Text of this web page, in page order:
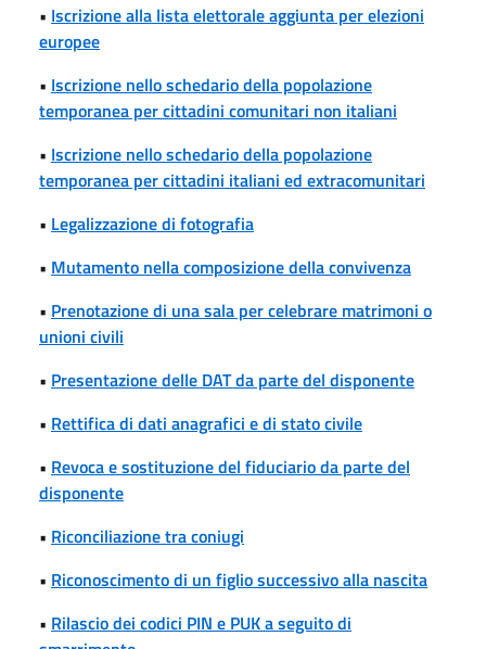
• Iscrizione alla lista elettorale aggiunta per elezioni
europee
• Iscrizione nello schedario della popolazione
temporanea per cittadini comunitari non italiani
• Iscrizione nello schedario della popolazione
temporanea per cittadini italiani ed extracomunitari
• Legalizzazione di fotografia
• Mutamento nella composizione della convivenza
• Prenotazione di una sala per celebrare matrimoni o
unioni civili
• Presentazione delle DAT da parte del disponente
• Rettifica di dati anagrafici e di stato civile
• Revoca e sostituzione del fiduciario da parte del
disponente
• Riconciliazione tra coniugi
• Riconoscimento di un figlio successivo alla nascita
• Rilascio dei codici PIN e PUK a seguito di